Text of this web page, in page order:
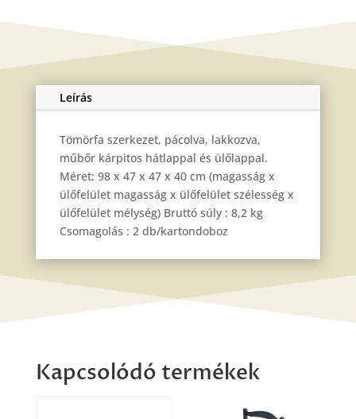
Leírás
Tömörfa szerkezet, pácolva, lakkozva,
műbőr kárpitos hátlappal és ülőlappal.
Méret: 98 x 47 x 47 x 40 cm (magasság x
ülőfelület magasság x ülőfelület szélesség x
ülőfelület mélység) Bruttó súly : 8,2 kg
Csomagolás : 2 db/kartondoboz
Kapcsolódó termékek